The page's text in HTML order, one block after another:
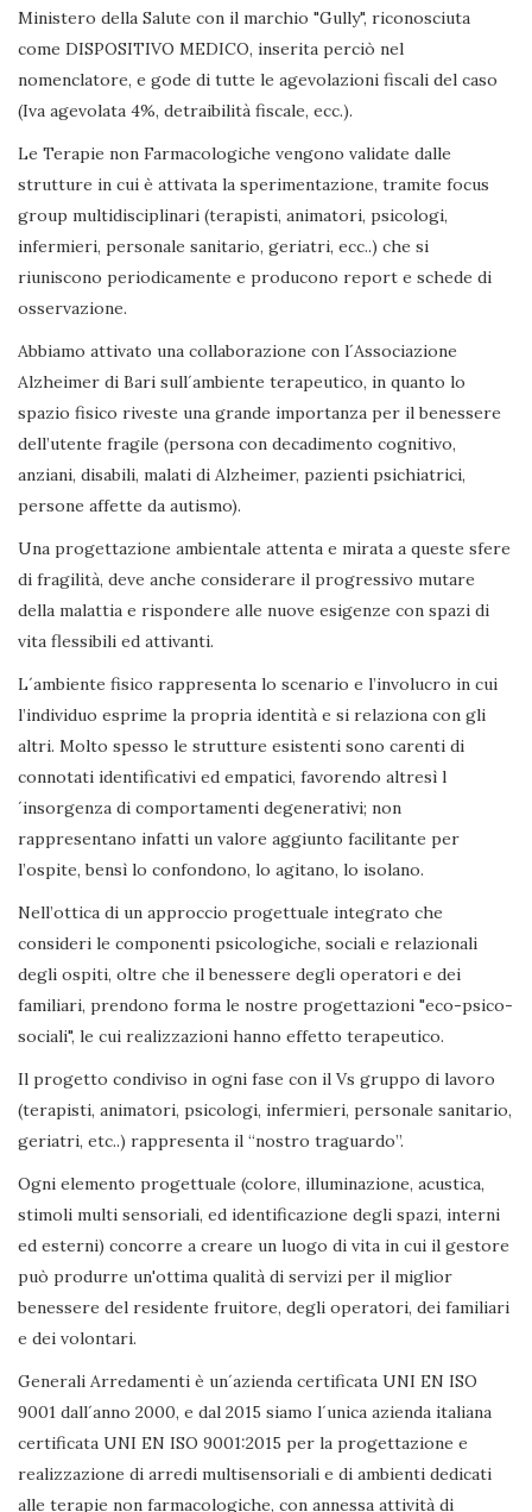
Ministero della Salute con il marchio "Gully", riconosciuta
come DISPOSITIVO MEDICO, inserita perciò nel
nomenclatore, e gode di tutte le agevolazioni fiscali del caso
(Iva agevolata 4%, detraibilità fiscale, ecc.).
Le Terapie non Farmacologiche vengono validate dalle
strutture in cui è attivata la sperimentazione, tramite focus
group multidisciplinari (terapisti, animatori, psicologi,
infermieri, personale sanitario, geriatri, ecc..) che si
riuniscono periodicamente e producono report e schede di
osservazione.
Abbiamo attivato una collaborazione con l´Associazione
Alzheimer di Bari sull´ambiente terapeutico, in quanto lo
spazio fisico riveste una grande importanza per il benessere
dell’utente fragile (persona con decadimento cognitivo,
anziani, disabili, malati di Alzheimer, pazienti psichiatrici,
persone affette da autismo).
Una progettazione ambientale attenta e mirata a queste sfere
di fragilità, deve anche considerare il progressivo mutare
della malattia e rispondere alle nuove esigenze con spazi di
vita flessibili ed attivanti.
L´ambiente fisico rappresenta lo scenario e l’involucro in cui
l’individuo esprime la propria identità e si relaziona con gli
altri. Molto spesso le strutture esistenti sono carenti di
connotati identificativi ed empatici, favorendo altresì l
´insorgenza di comportamenti degenerativi; non
rappresentano infatti un valore aggiunto facilitante per
l’ospite, bensì lo confondono, lo agitano, lo isolano.
Nell’ottica di un approccio progettuale integrato che
consideri le componenti psicologiche, sociali e relazionali
degli ospiti, oltre che il benessere degli operatori e dei
familiari, prendono forma le nostre progettazioni "eco-psico-
sociali", le cui realizzazioni hanno effetto terapeutico.
Il progetto condiviso in ogni fase con il Vs gruppo di lavoro
(terapisti, animatori, psicologi, infermieri, personale sanitario,
geriatri, etc..) rappresenta il “nostro traguardo”.
Ogni elemento progettuale (colore, illuminazione, acustica,
stimoli multi sensoriali, ed identificazione degli spazi, interni
ed esterni) concorre a creare un luogo di vita in cui il gestore
può produrre un'ottima qualità di servizi per il miglior
benessere del residente fruitore, degli operatori, dei familiari
e dei volontari.
Generali Arredamenti è un´azienda certificata UNI EN ISO
9001 dall´anno 2000, e dal 2015 siamo l´unica azienda italiana
certificata UNI EN ISO 9001:2015 per la progettazione e
realizzazione di arredi multisensoriali e di ambienti dedicati
alle terapie non farmacologiche, con annessa attività di